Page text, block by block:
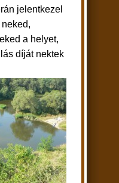
jelentkezel
a helyet,
díját nektek